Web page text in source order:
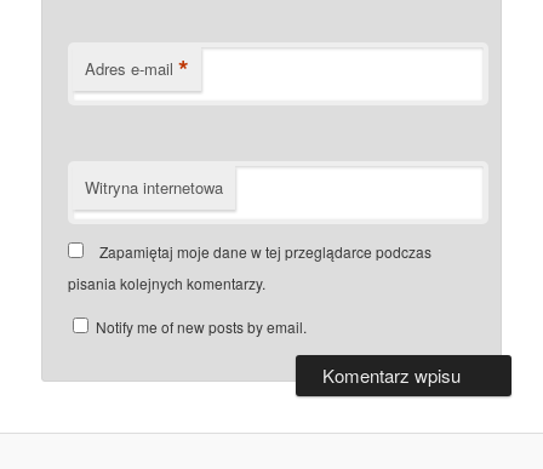
Adres e-mail *
Witryna internetowa
Zapamiętaj moje dane w tej przeglądarce podczas
pisania kolejnych komentarzy.
Notify me of new posts by email.